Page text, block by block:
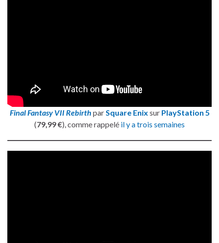
Final Fantasy VII Rebirth parSquare Enix sur PlayStation 5
(79,99 €), comme rappelé il y a trois semaines